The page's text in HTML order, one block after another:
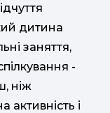
дитина
заняття,
-
ніж
активність і